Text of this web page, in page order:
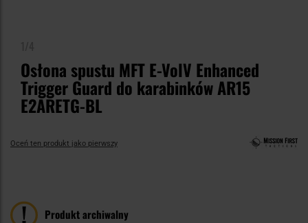
Osłona spustu MFT E-VolV Enhanced
Trigger Guard do karabinków AR15
E2ARETG-BL
Oceń ten produkt jako pierwszy
Produkt archiwalny